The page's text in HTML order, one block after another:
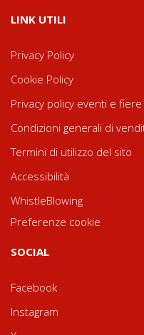
LINK UTILI
Privacy Policy
Cookie Policy
Privacy policy eventi e fiere
Condizioni generali di
Termini di utilizzo del sito
Accessibilità
WhistleBlowing
Preferenze cookie
SOCIAL
Facebook
Instagram